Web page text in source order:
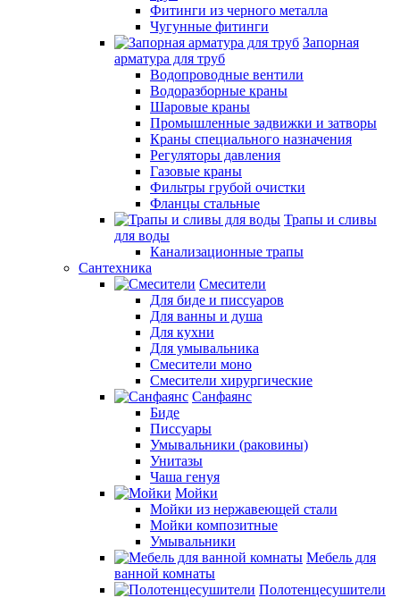
Фитинги из черного металла
Чугунные фитинги
Запорная
арматура для труб
Водопроводные вентили
Водоразборные краны
Шаровые краны
Промышленные задвижки и затворы
Краны специального назначения
Регуляторы давления
Газовые краны
Фильтры грубой очистки
Фланцы стальные
Трапы и сливы
для воды
Канализационные трапы
Сантехника
Смесители
Для биде и писсуаров
Для ванны и душа
Для кухни
Для умывальника
Смесители моно
Смесители хирургические
Санфаянс
Биде
Писсуары
Умывальники (раковины)
Унитазы
Чаша генуя
Мойки
Мойки из нержавеющей стали
Мойки композитные
Умывальники
Мебель для
ванной комнаты
Полотенцесушители